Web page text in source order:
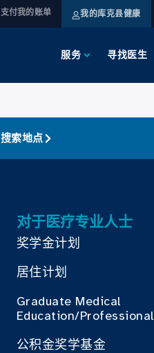
支付我的账单 我的库克县健康
服务 寻找医生
搜索地点
对于医疗专业人士
奖学金计划
居住计划
Graduate Medical
Education/
公积金奖学基金